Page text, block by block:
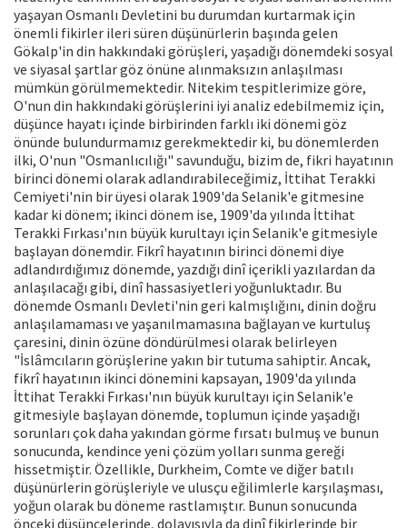
yaşayan Osmanlı Devletini bu durumdan kurtarmak için
önemli fikirler ileri süren düşünürlerin başında gelen
Gökalp'in din hakkındaki görüşleri, yaşadığı dönemdeki sosyal
ve siyasal şartlar göz önüne alınmaksızın anlaşılması
mümkün görülmemektedir. Nitekim tespitlerimize göre,
O'nun din hakkındaki görüşlerini iyi analiz edebilmemiz için,
düşünce hayatı içinde birbirinden farklı iki dönemi göz
önünde bulundurmamız gerekmektedir ki, bu dönemlerden
ilki, O'nun "Osmanlıcılığı" savunduğu, bizim de, fikri hayatının
birinci dönemi olarak adlandırabileceğimiz, İttihat Terakki
Cemiyeti'nin bir üyesi olarak 1909'da Selanik'e gitmesine
kadar ki dönem; ikinci dönem ise, 1909'da yılında İttihat
Terakki Fırkası'nın büyük kurultayı için Selanik'e gitmesiyle
başlayan dönemdir. Fikrî hayatının birinci dönemi diye
adlandırdığımız dönemde, yazdığı dinî içerikli yazılardan da
anlaşılacağı gibi, dinî hassasiyetleri yoğunluktadır. Bu
dönemde Osmanlı Devleti'nin geri kalmışlığını, dinin doğru
anlaşılamaması ve yaşanılmamasına bağlayan ve kurtuluş
çaresini, dinin özüne döndürülmesi olarak belirleyen
"İslâmcıların görüşlerine yakın bir tutuma sahiptir. Ancak,
fikrî hayatının ikinci dönemini kapsayan, 1909'da yılında
İttihat Terakki Fırkası'nın büyük kurultayı için Selanik'e
gitmesiyle başlayan dönemde, toplumun içinde yaşadığı
sorunları çok daha yakından görme fırsatı bulmuş ve bunun
sonucunda, kendince yeni çözüm yolları sunma gereği
hissetmiştir. Özellikle, Durkheim, Comte ve diğer batılı
düşünürlerin görüşleriyle ve ulusçu eğilimlerle karşılaşması,
yoğun olarak bu döneme rastlamıştır. Bunun sonucunda
önceki düşüncelerinde, dolayısıyla da dinî fikirlerinde bir